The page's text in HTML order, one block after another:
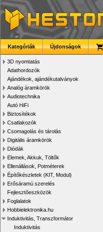
Kategóriák Újdonságok
3D nyomtatás
Adathordozók
Ajándékok, ajándékutalványok
Analóg áramkörök
Audiotechnika
Autó HiFi
Biztosítékok
Csatlakozók
Csomagolás és tárolás
Digitális áramkörök
Diódák
Elemek, Akkuk, Töltők
Ellenállások, Potméterek
Építőkészletek (KIT, Modul)
Erősáramú szerelés
Fejlesztőeszközök
Foglalatok
Hobbielektronika.hu
Induktivitás, Transzformátor
Induktivitás